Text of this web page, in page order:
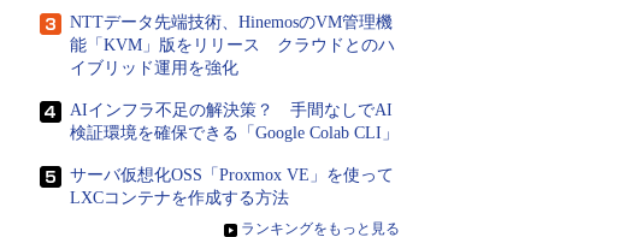
NTTデータ先端技術、HinemosのVM管理機
能「KVM」版をリリース クラウドとのハ
イブリッド運用を強化
AIインフラ不足の解決策？ 手間なしでAI
検証環境を確保できる「Google Colab CLI」
サーバ仮想化OSS「Proxmox VE」を使って
LXCコンテナを作成する方法
» ランキングをもっと見る